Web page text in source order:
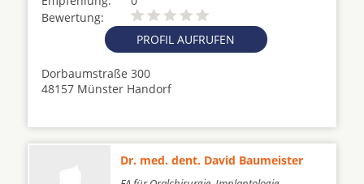
Bewertung:
PROFIL AUFRUFEN
Dorbaumstraße 300
48157 Münster Handorf
Dr. med. dent. David Baumeister